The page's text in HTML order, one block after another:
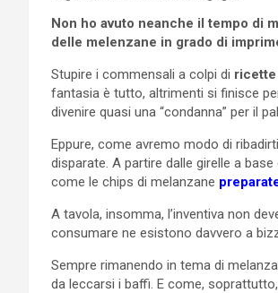
Non ho avuto neanche il tempo di
delle melenzane in grado di
Stupire i commensali a colpi di ricette
fantasia è tutto, altrimenti si finisce
divenire quasi una “condanna” per il
Eppure, come avremo modo di
disparate. A partire dalle girelle a base
come le chips di melanzane
A tavola, insomma, l’inventiva non
consumare ne esistono davvero a
Sempre rimanendo in tema di
da leccarsi i baffi. E come,